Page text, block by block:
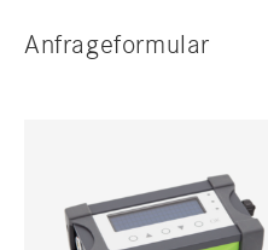
Anfrageformular